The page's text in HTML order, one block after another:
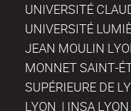
UNIVERSITÉ
UNIVERSITÉ
JEAN MOULIN
MONNET SAINT-
SUPÉRIEURE DE
LYON | INSA